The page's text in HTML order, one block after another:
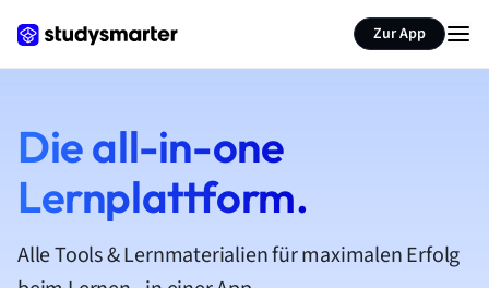
Zur App
Die all-in-one
Lernplattform.
Alle Tools & Lernmaterialien für maximalen Erfolg